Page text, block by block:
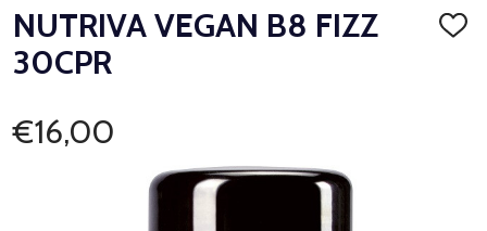
NUTRIVA VEGAN B8 FIZZ
30CPR
€16,00